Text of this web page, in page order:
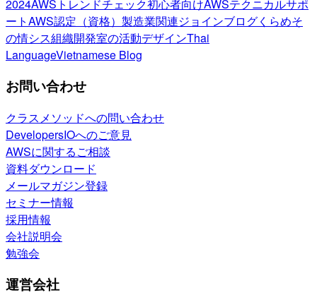
2024AWSトレンドチェック初心者向けAWSテクニカルサポ
ートAWS認定（資格） 製造業関連ジョインブログくらめそ
の情シス組織開発室の活動デザインThai
LanguageVietnamese Blog
お問い合わせ
クラスメソッドへの問い合わせ
DevelopersIOへのご意見
AWSに関するご相談
資料ダウンロード
メールマガジン登録
セミナー情報
採用情報
会社説明会
勉強会
運営会社